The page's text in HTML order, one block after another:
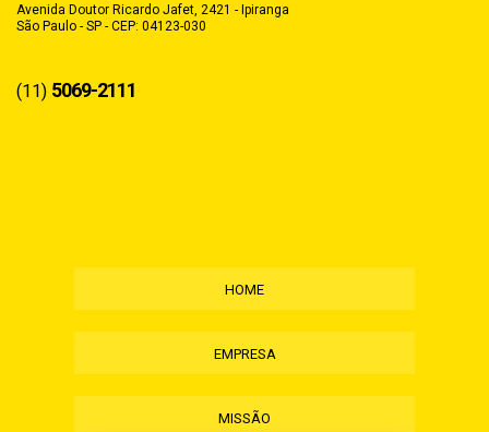
Avenida Doutor Ricardo Jafet, 2421 - Ipiranga
São Paulo - SP - CEP: 04123-030
(11) 5069-2111
HOME
EMPRESA
MISSÃO